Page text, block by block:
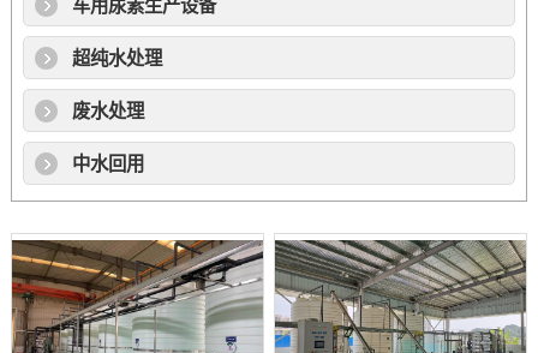
车用尿素生产设备
超纯水处理
废水处理
中水回用